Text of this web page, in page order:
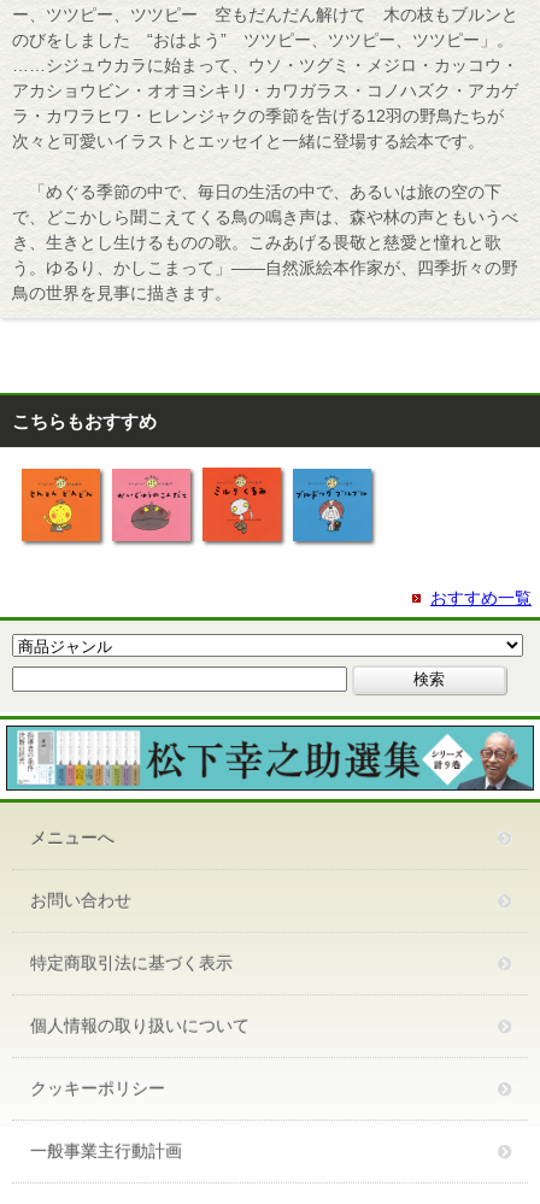
ー、ツツピー、ツツピー 空もだんだん解けて 木の枝もブルンと
のびをしました “おはよう” ツツピー、ツツピー、ツツピー」。
……シジュウカラに始まって、ウソ・ツグミ・メジロ・カッコウ・
アカショウビン・オオヨシキリ・カワガラス・コノハズク・アカゲ
ラ・カワラヒワ・ヒレンジャクの季節を告げる12羽の野鳥たちが
次々と可愛いイラストとエッセイと一緒に登場する絵本です。
「めぐる季節の中で、毎日の生活の中で、あるいは旅の空の下
で、どこかしら聞こえてくる鳥の鳴き声は、森や林の声ともいうべ
き、生きとし生けるものの歌。こみあげる畏敬と慈愛と憧れと歌
う。ゆるり、かしこまって」――自然派絵本作家が、四季折々の野
鳥の世界を見事に描きます。
こちらもおすすめ
おすすめ一覧
メニューへ
お問い合わせ
特定商取引法に基づく表示
個人情報の取り扱いについて
クッキーポリシー
一般事業主行動計画